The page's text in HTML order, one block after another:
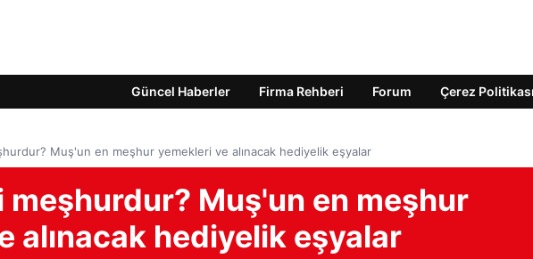
Güncel Haberler Firma Rehberi Forum Çerez Politikası
Muş'un en meşhur yemekleri ve alınacak hediyelik eşyalar
meşhurdur? Muş'un en meşhur
alınacak hediyelik eşyalar